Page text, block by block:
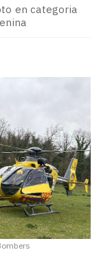
en categoria